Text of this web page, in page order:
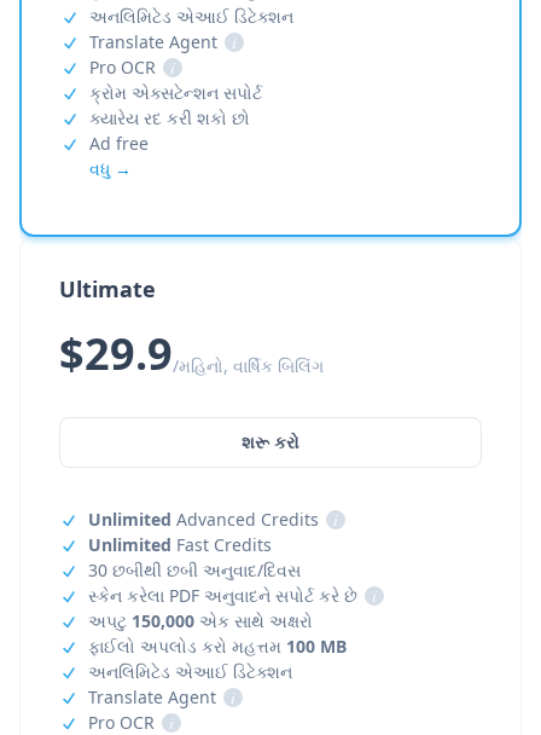
અનલિમિટેડ એઆઈ ડિટેક્શન
Translate Agent
i
Pro OCR
i
ક્રોમ એક્સટેન્શન સપોર્ટ
ક્યારેય રદ કરી શકો છો
Ad free
વધુ →
Ultimate
$29.9/મહિનો, વાર્ષિક બિલિંગ
શરૂ કરો
Unlimited Advanced Credits
i
Unlimited Fast Credits
30 છબીથી છબી અનુવાદ/દિવસ
સ્કેન કરેલા PDF અનુવાદને સપોર્ટ કરે છે
i
અપટુ 150,000 એક સાથે અક્ષરો
ફાઈલો અપલોડ કરો મહત્તમ 100 MB
અનલિમિટેડ એઆઈ ડિટેક્શન
Translate Agent
i
Pro OCR
i